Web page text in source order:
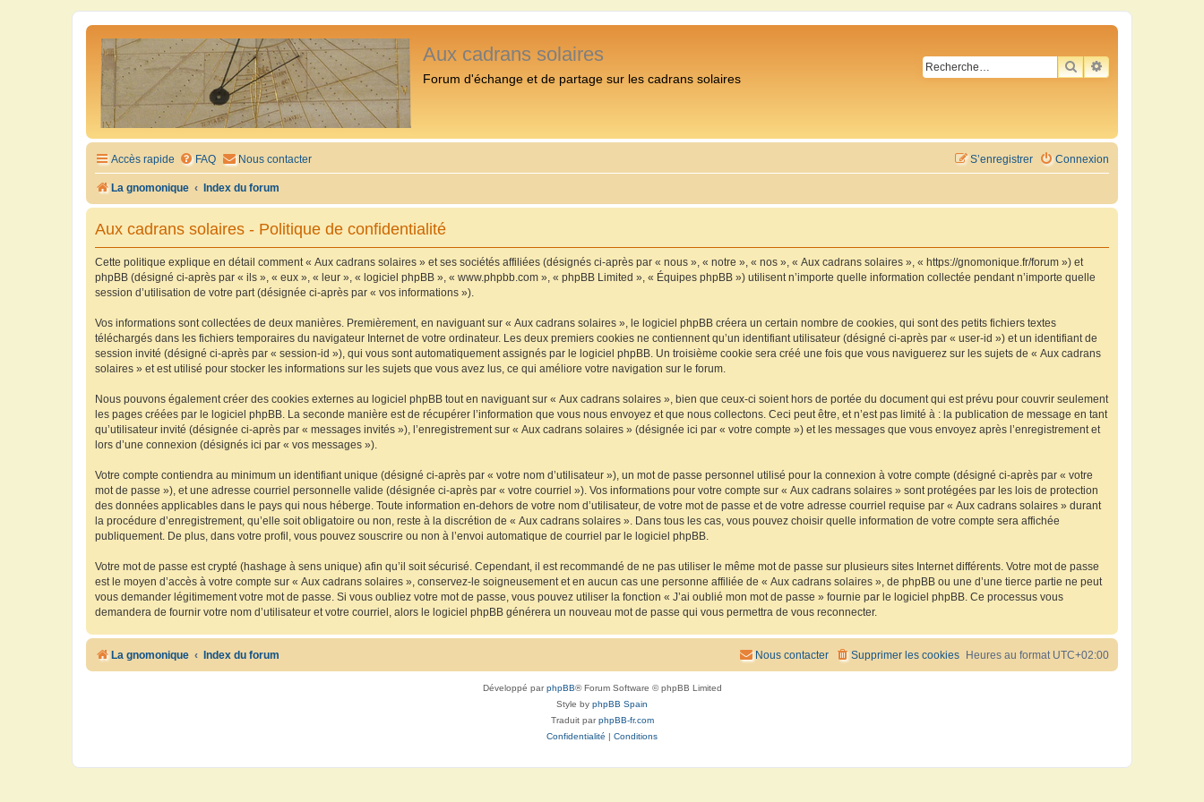
Aux cadrans solaires
Forum d'échange et de partage sur les cadrans solaires
RECHERCHER
RECHERCHE
Accès rapide FAQ Nous contacter Connexion
S’enregistrer
La gnomonique Index du forum
Aux cadrans solaires - Politique de confidentialité
Cette politique explique en détail comment « Aux cadrans solaires » et ses sociétés affiliées (désignés ci-après par « nous », « notre », « nos », « Aux cadrans solaires », « https://gnomonique.fr/forum ») et
phpBB (désigné ci-après par « ils », « eux », « leur », « logiciel phpBB », « www.phpbb.com », « phpBB Limited », « Équipes phpBB ») utilisent n’importe quelle information collectée pendant n’importe quelle
session d’utilisation de votre part (désignée ci-après par « vos informations »).
Vos informations sont collectées de deux manières. Premièrement, en naviguant sur « Aux cadrans solaires », le logiciel phpBB créera un certain nombre de cookies, qui sont des petits fichiers textes
téléchargés dans les fichiers temporaires du navigateur Internet de votre ordinateur. Les deux premiers cookies ne contiennent qu’un identifiant utilisateur (désigné ci-après par « user-id ») et un identifiant de
session invité (désigné ci-après par « session-id »), qui vous sont automatiquement assignés par le logiciel phpBB. Un troisième cookie sera créé une fois que vous naviguerez sur les sujets de « Aux cadrans
solaires » et est utilisé pour stocker les informations sur les sujets que vous avez lus, ce qui améliore votre navigation sur le forum.
Nous pouvons également créer des cookies externes au logiciel phpBB tout en naviguant sur « Aux cadrans solaires », bien que ceux-ci soient hors de portée du document qui est prévu pour couvrir seulement
les pages créées par le logiciel phpBB. La seconde manière est de récupérer l’information que vous nous envoyez et que nous collectons. Ceci peut être, et n’est pas limité à : la publication de message en tant
qu’utilisateur invité (désignée ci-après par « messages invités »), l’enregistrement sur « Aux cadrans solaires » (désignée ici par « votre compte ») et les messages que vous envoyez après l’enregistrement et
lors d’une connexion (désignés ici par « vos messages »).
Votre compte contiendra au minimum un identifiant unique (désigné ci-après par « votre nom d’utilisateur »), un mot de passe personnel utilisé pour la connexion à votre compte (désigné ci-après par « votre
mot de passe »), et une adresse courriel personnelle valide (désignée ci-après par « votre courriel »). Vos informations pour votre compte sur « Aux cadrans solaires » sont protégées par les lois de protection
des données applicables dans le pays qui nous héberge. Toute information en-dehors de votre nom d’utilisateur, de votre mot de passe et de votre adresse courriel requise par « Aux cadrans solaires » durant
la procédure d’enregistrement, qu’elle soit obligatoire ou non, reste à la discrétion de « Aux cadrans solaires ». Dans tous les cas, vous pouvez choisir quelle information de votre compte sera affichée
publiquement. De plus, dans votre profil, vous pouvez souscrire ou non à l’envoi automatique de courriel par le logiciel phpBB.
Votre mot de passe est crypté (hashage à sens unique) afin qu’il soit sécurisé. Cependant, il est recommandé de ne pas utiliser le même mot de passe sur plusieurs sites Internet différents. Votre mot de passe
est le moyen d’accès à votre compte sur « Aux cadrans solaires », conservez-le soigneusement et en aucun cas une personne affiliée de « Aux cadrans solaires », de phpBB ou une d’une tierce partie ne peut
vous demander légitimement votre mot de passe. Si vous oubliez votre mot de passe, vous pouvez utiliser la fonction « J’ai oublié mon mot de passe » fournie par le logiciel phpBB. Ce processus vous
demandera de fournir votre nom d’utilisateur et votre courriel, alors le logiciel phpBB générera un nouveau mot de passe qui vous permettra de vous reconnecter.
La gnomonique Index du forum Heures au format UTC+02:00
Supprimer les cookies
Nous contacter
Développé parphpBB® Forum Software © phpBB Limited
Style by phpBB Spain
Traduit parphpBB-fr.com
Confidentialité
Conditions